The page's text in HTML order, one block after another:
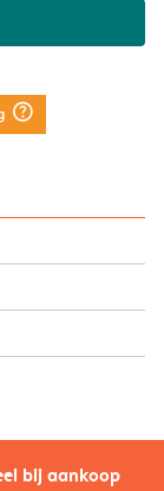
bij aankoop
question_mark_circle